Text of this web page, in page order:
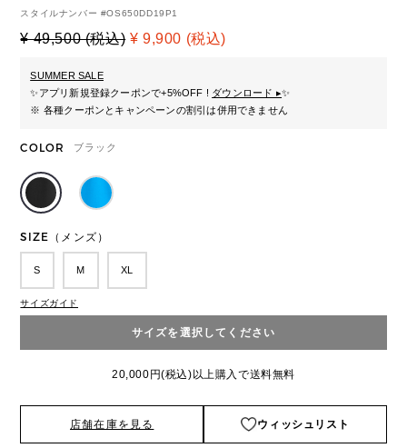
スタイルナンバー #OS650DD19P1
¥ 49,500 (税込) ¥ 9,900 (税込)
SUMMER SALE
✨アプリ新規登録クーポンで+5%OFF ! ダウンロード ▸✨
※ 各種クーポンとキャンペーンの割引は併用できません
COLOR ブラック
SIZE（メンズ）
S M XL
サイズガイド
サイズを選択してください
20,000円(税込)以上購入で送料無料
店舗在庫を見る ウィッシュリスト